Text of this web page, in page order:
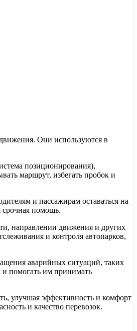
Они используются в
позиционирования),
маршрут, избегать пробок и
и пассажирам оставаться на
срочная помощь.
направлении движения и других
и контроля автопарков,
аварийных ситуаций, таких
и помогать им принимать
улучшая эффективность и комфорт
и качество перевозок.